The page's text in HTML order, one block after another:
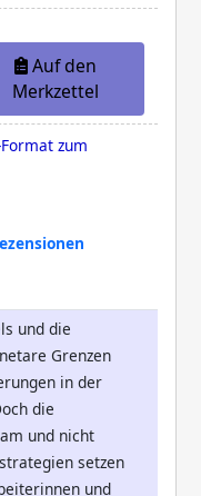
Auf den
Merkzettel
zum
und die
Grenzen
in der
die
und nicht
setzen
und